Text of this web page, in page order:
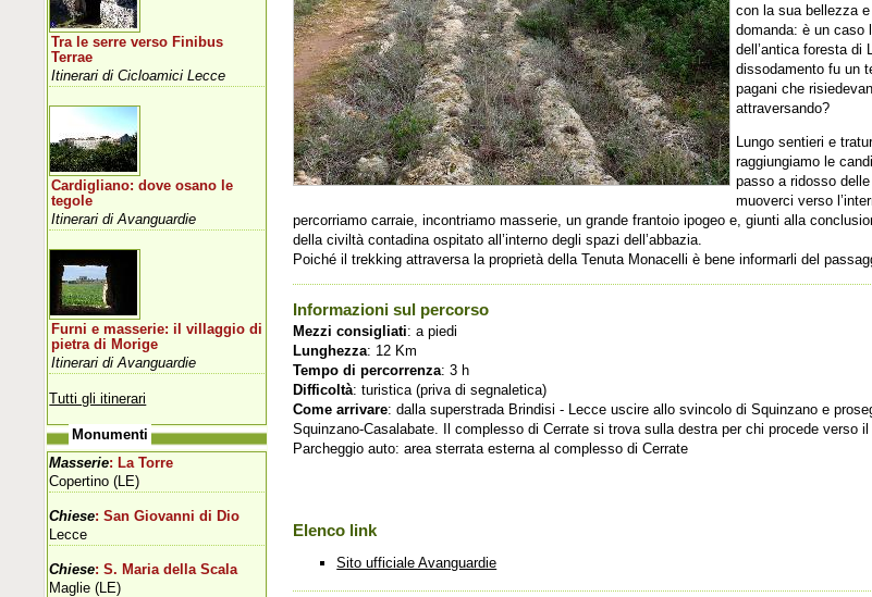
con la sua bellezza
domanda: è un caso
dell’antica foresta di
dissodamento fu un
pagani che
attraversando?
Lungo sentieri e
raggiungiamo le
passo a ridosso
muoverci verso
percorriamo carraie, incontriamo masserie, un grande frantoio ipogeo e, giunti alla
della civiltà contadina ospitato all’interno degli spazi dell’abbazia.
Poiché il trekking attraversa la proprietà della Tenuta Monacelli è bene informarli del
Informazioni sul percorso
Mezzi consigliati: a piedi
Lunghezza: 12 Km
Tempo di percorrenza: 3 h
Difficoltà: turistica (priva di segnaletica)
Come arrivare: dalla superstrada Brindisi - Lecce uscire allo svincolo di Squinzano e
Squinzano-Casalabate. Il complesso di Cerrate si trova sulla destra per chi procede verso il
Parcheggio auto: area sterrata esterna al complesso di Cerrate
Elenco link
Sito ufficiale Avanguardie
Tra le serre verso Finibus
Terrae
Itinerari di Cicloamici Lecce
Cardigliano: dove osano le
tegole
Itinerari di Avanguardie
Furni e masserie: il villaggio di
pietra di Morige
Itinerari di Avanguardie
Tutti gli itinerari
Monumenti
Masserie: La Torre
Copertino (LE)
Chiese: San Giovanni di Dio
Lecce
Chiese: S. Maria della Scala
Maglie (LE)